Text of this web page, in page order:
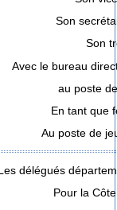
Son
Son
Avec le bureau
au poste
En tant que
Au poste de
délégués
Pour la